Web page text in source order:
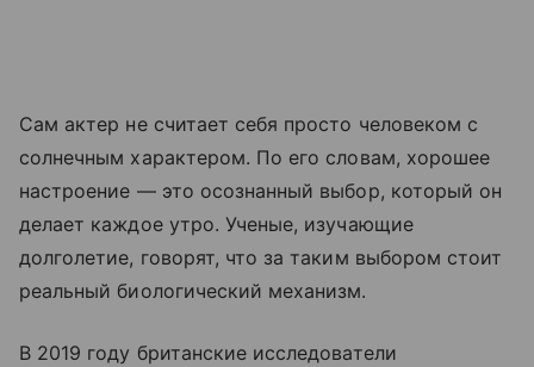
Сам актер не считает себя просто человеком с
солнечным характером. По его словам, хорошее
настроение — это осознанный выбор, который он
делает каждое утро. Ученые, изучающие
долголетие, говорят, что за таким выбором стоит
реальный биологический механизм.
В 2019 году британские исследователи